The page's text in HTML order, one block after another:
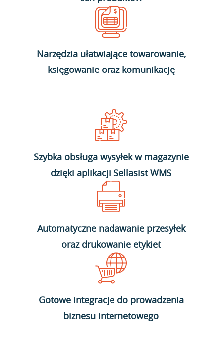
Narzędzia ułatwiające towarowanie,
księgowanie oraz komunikację
Szybka obsługa wysyłek w magazynie
dzięki aplikacji Sellasist WMS
Automatyczne nadawanie przesyłek
oraz drukowanie etykiet
Gotowe integracje do prowadzenia
biznesu internetowego